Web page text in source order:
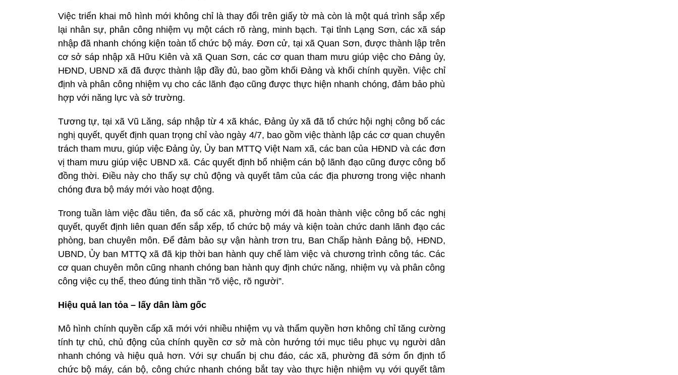
Việc triển khai mô hình mới không chỉ là thay đổi trên giấy tờ mà còn là một quá trình sắp xếp
lại nhân sự, phân công nhiệm vụ một cách rõ ràng, minh bạch. Tại tỉnh Lạng Sơn, các xã sáp
nhập đã nhanh chóng kiện toàn tổ chức bộ máy. Đơn cử, tại xã Quan Sơn, được thành lập trên
cơ sở sáp nhập xã Hữu Kiên và xã Quan Sơn, các cơ quan tham mưu giúp việc cho Đảng ủy,
HĐND, UBND xã đã được thành lập đầy đủ, bao gồm khối Đảng và khối chính quyền. Việc chỉ
định và phân công nhiệm vụ cho các lãnh đạo cũng được thực hiện nhanh chóng, đảm bảo phù
hợp với năng lực và sở trường.
Tương tự, tại xã Vũ Lăng, sáp nhập từ 4 xã khác, Đảng ủy xã đã tổ chức hội nghị công bố các
nghị quyết, quyết định quan trọng chỉ vào ngày 4/7, bao gồm việc thành lập các cơ quan chuyên
trách tham mưu, giúp việc Đảng ủy, Ủy ban MTTQ Việt Nam xã, các ban của HĐND và các đơn
vị tham mưu giúp việc UBND xã. Các quyết định bổ nhiệm cán bộ lãnh đạo cũng được công bố
đồng thời. Điều này cho thấy sự chủ động và quyết tâm của các địa phương trong việc nhanh
chóng đưa bộ máy mới vào hoạt động.
Trong tuần làm việc đầu tiên, đa số các xã, phường mới đã hoàn thành việc công bố các nghị
quyết, quyết định liên quan đến sắp xếp, tổ chức bộ máy và kiện toàn chức danh lãnh đạo các
phòng, ban chuyên môn. Để đảm bảo sự vận hành trơn tru, Ban Chấp hành Đảng bộ, HĐND,
UBND, Ủy ban MTTQ xã đã kịp thời ban hành quy chế làm việc và chương trình công tác. Các
cơ quan chuyên môn cũng nhanh chóng ban hành quy định chức năng, nhiệm vụ và phân công
công việc cụ thể, theo đúng tinh thần “rõ việc, rõ người”.
Hiệu quả lan tỏa – lấy dân làm gốc
Mô hình chính quyền cấp xã mới với nhiều nhiệm vụ và thẩm quyền hơn không chỉ tăng cường
tính tự chủ, chủ động của chính quyền cơ sở mà còn hướng tới mục tiêu phục vụ người dân
nhanh chóng và hiệu quả hơn. Với sự chuẩn bị chu đáo, các xã, phường đã sớm ổn định tổ
chức bộ máy, cán bộ, công chức nhanh chóng bắt tay vào thực hiện nhiệm vụ với quyết tâm